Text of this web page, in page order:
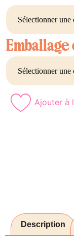
Emballage
Ajouter à
Description